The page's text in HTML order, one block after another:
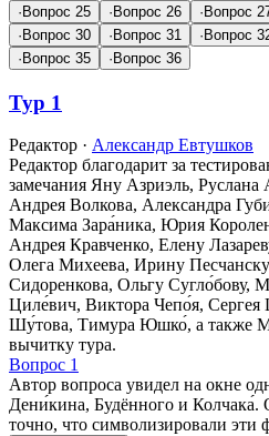
· Вопрос 25 · Вопрос 26 · Вопрос
· Вопрос 30 · Вопрос 31 · Вопрос
· Вопрос 35 · Вопрос 36
Тур 1
Редактор · Александр Евтушков
Редактор благодарит за
замечания Яну Азриэль,
Андрея Волкова, Александра
Максима Зара́ника, Юрия
Андрея Кравченко, Елену
Олега Михеева, Ирину
Сидоренкова, Ольгу Сугло́бову,
Циле́вич, Виктора Чепо́я,
Шу́това, Тимура Юшко́, а также
вычитку тура.
Вопрос 1
Автор вопроса увидел на окне
Дени́кина, Будённого и Колчака́.
точно, что символизировали эти